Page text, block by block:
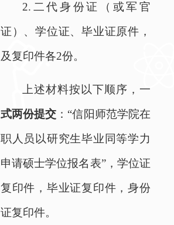
2. 二代身份证（或军官
证）、学位证、毕业证原件，
及复印件各2份。
上述材料按以下顺序，一
式两份提交 ：“信阳师范学院在
职人员以研究生毕业同等学力
申请硕士学位报名表”，学位证
复印件，毕业证复印件，身份
证复印件。